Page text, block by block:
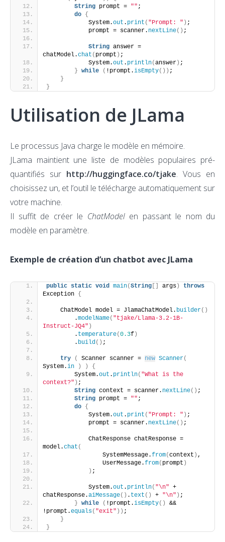
String prompt = "" ;
do {
            System.
out . print ( "Prompt: " ) ;
            prompt = scanner.
nextLine() ;
String answer =
chatModel.chat ( prompt ) ;
            System.
out . println(answer ) ;
} while ( !prompt.isEmpty()) ;
}
}
Utilisation de JLama
Le processus Java charge le modèle en mémoire.
JLama maintient une liste de modèles populaires pré-
quantifiés sur http://huggingface.co/tjake. Vous en
choisissez un, et l’outil le télécharge automatiquement sur
votre machine.
Il suffit de créer le ChatModelen passant le nom du
modèle en paramètre.
Exemple de création d’un chatbot avec JLama
public static void main(String args )
throws
Exception {
    ChatModel model = JlamaChatModel.
builder()
        .
modelName( "tjake/Llama-3.2-1B-
Instruct-JQ4" )
        .
temperature(0.3f )
        .
build() ;
try ( Scanner scanner = new Scanner(
System.in ) )
{
        System.
out . println( "What is the
context?" ) ;
String context = scanner. nextLine() ;
String prompt = "" ;
do {
            System.
out . print ( "Prompt: " ) ;
            prompt = scanner.
nextLine() ;
            ChatResponse chatResponse =
model.chat (
                SystemMessage.
from(context ) ,
                UserMessage.
from( prompt )
) ;
            System.
out . println( "\n" +
chatResponse.aiMessage() . text () + "\n" ) ;
} while ( !prompt.isEmpty()
&&
!prompt.equals( "exit" )) ;
}
}